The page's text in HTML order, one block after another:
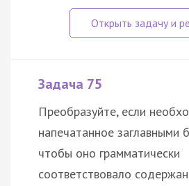
Задача 75
Преобразуйте, если
напечатанное заглавными
чтобы оно грамматически
соответствовало